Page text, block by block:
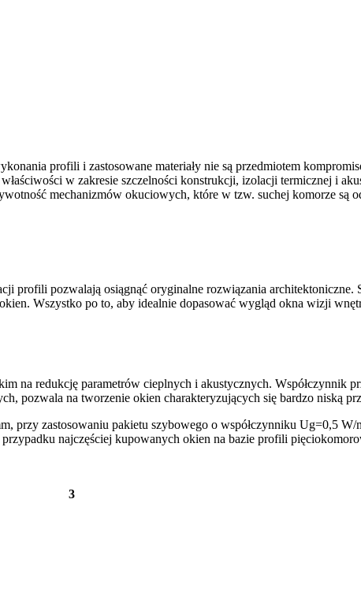
profili i zastosowane materiały nie są przedmiotem
w zakresie szczelności konstrukcji, izolacji termicznej i
mechanizmów okuciowych, które w tzw. suchej komorze
profili pozwalają osiągnąć oryginalne rozwiązania architektoniczne.
Wszystko po to, aby idealnie dopasować wygląd okna wizji
na redukcję parametrów cieplnych i akustycznych.
pozwala na tworzenie okien charakteryzujących się bardzo niską
przy zastosowaniu pakietu szybowego o współczynniku Ug=0,5
najczęściej kupowanych okien na bazie profili
3